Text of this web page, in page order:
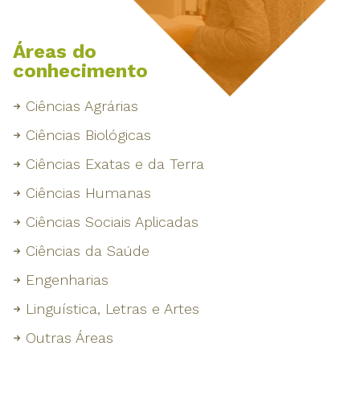
Áreas do
conhecimento
Ciências Agrárias
Ciências Biológicas
Ciências Exatas e da Terra
Ciências Humanas
Ciências Sociais Aplicadas
Ciências da Saúde
Engenharias
Linguística, Letras e Artes
Outras Áreas